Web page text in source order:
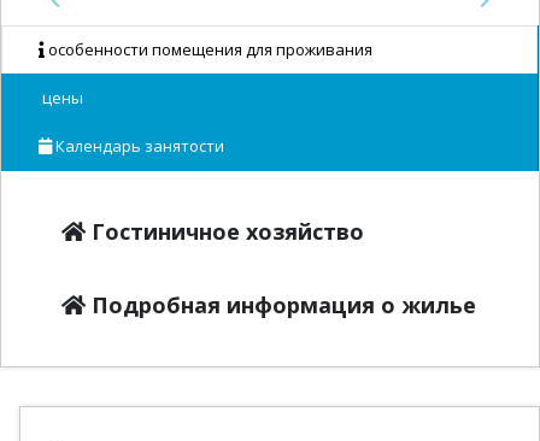
Previous
Next
особенности помещения для проживания
цены
Календарь занятости
Гостиничное хозяйство
Подробная информация о жилье